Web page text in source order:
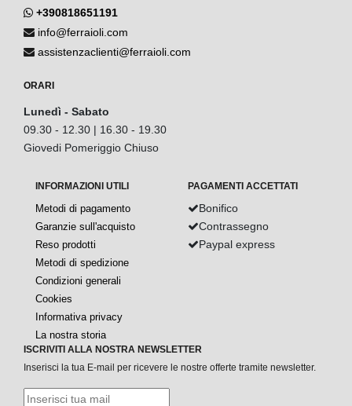
+390818651191
info@ferraioli.com
assistenzaclienti@ferraioli.com
ORARI
Lunedì - Sabato
09.30 - 12.30 | 16.30 - 19.30
Giovedi Pomeriggio Chiuso
INFORMAZIONI UTILI
Metodi di pagamento
Garanzie sull'acquisto
Reso prodotti
Metodi di spedizione
Condizioni generali
Cookies
Informativa privacy
La nostra storia
PAGAMENTI ACCETTATI
Bonifico
Contrassegno
Paypal express
ISCRIVITI ALLA NOSTRA NEWSLETTER
Inserisci la tua E-mail per ricevere le nostre offerte tramite newsletter.